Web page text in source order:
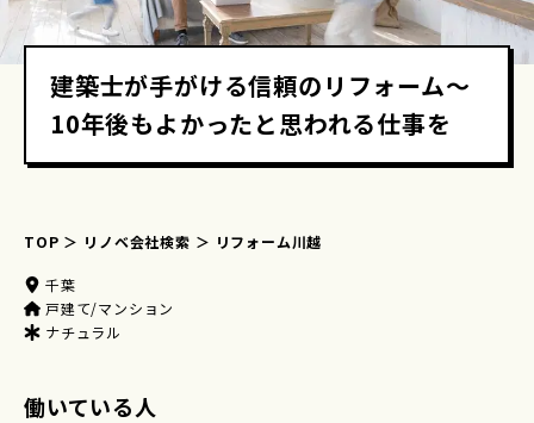
建築士が手がける信頼のリフォーム～
10年後もよかったと思われる仕事を
TOP リノベ会社検索 リフォーム川越
千葉
戸建て/マンション
ナチュラル
働いている人